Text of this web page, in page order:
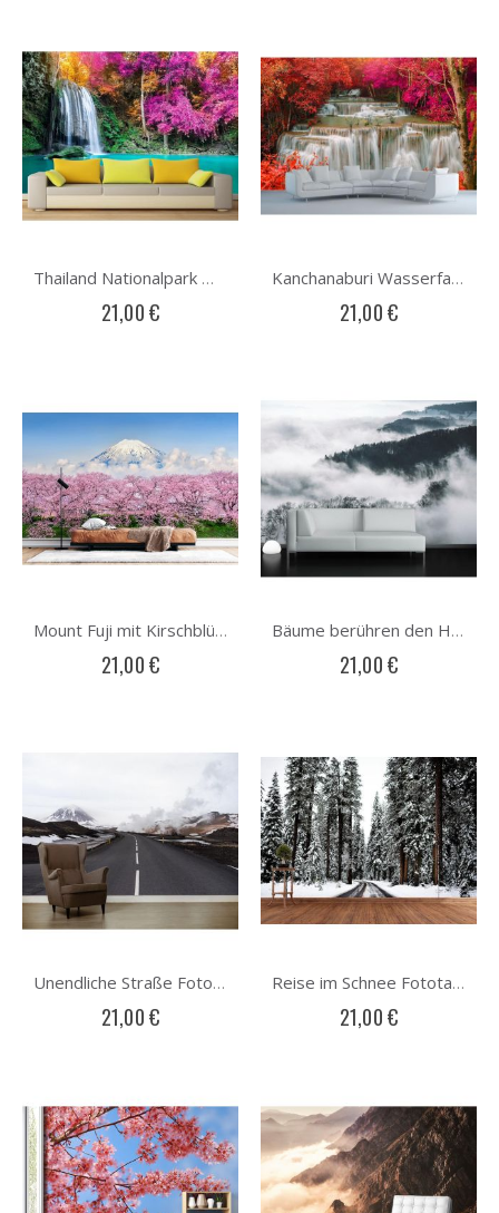
Thailand Nationalpark Wasserfall Fototapete
21,00 €
Kanchanaburi Wasserfall Fototapete
21,00 €
Mount Fuji mit Kirschblüten Fototapete
21,00 €
Bäume berühren den Himmel Fototapete
21,00 €
Unendliche Straße Fototapete
21,00 €
Reise im Schnee Fototapete
21,00 €